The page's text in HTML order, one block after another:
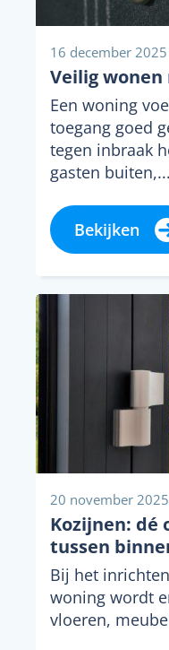
16 december 2025
Veilig
Een woning
toegang goed
tegen inbraak
gasten buiten,...
Bekijken
20 november 2025
Kozijnen: dé
tussen
Bij het
woning wordt
vloeren,